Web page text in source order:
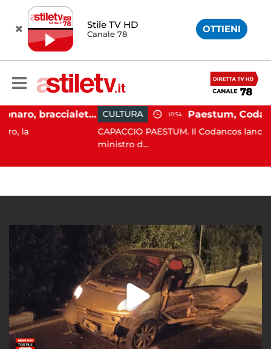
Stile TV HD
Canale 78 OTTIENI
Martina Carbonaro, braccialetto elettronico per i genitori della 14enne uccisa dall'ex CULTURA 10:54
CAPACCIO PAESTUM. Il Codancos lancia un
ministro d...